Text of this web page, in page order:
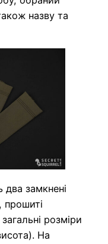
назву та
два замкнені
прошиті
розміри
На